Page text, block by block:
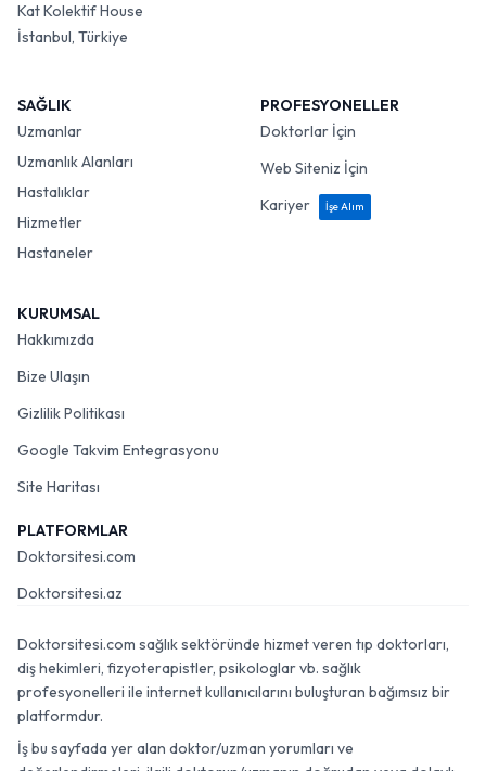
Kat Kolektif House
İstanbul, Türkiye
SAĞLIK
Uzmanlar
Uzmanlık Alanları
Hastalıklar
Hizmetler
Hastaneler
PROFESYONELLER
Doktorlar İçin
Web Siteniz İçin
Kariyer
İşe Alım
KURUMSAL
Hakkımızda
Bize Ulaşın
Gizlilik Politikası
Google Takvim Entegrasyonu
Site Haritası
PLATFORMLAR
Doktorsitesi.com
Doktorsitesi.az
Doktorsitesi.com sağlık sektöründe hizmet veren tıp doktorları,
diş hekimleri, fizyoterapistler, psikologlar vb. sağlık
profesyonelleri ile internet kullanıcılarını buluşturan bağımsız bir
platformdur.
İş bu sayfada yer alan doktor/uzman yorumları ve